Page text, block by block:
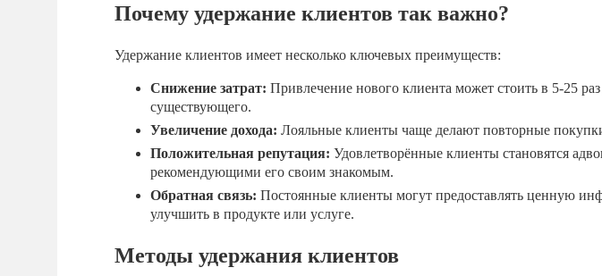
Почему удержание клиентов так важно?
Удержание клиентов имеет несколько ключевых преимуществ:
Снижение затрат: Привлечение нового клиента может стоить в 5-25
существующего.
Увеличение дохода: Лояльные клиенты чаще делают повторные
Положительная репутация: Удовлетворённые клиенты становятся
рекомендующими его своим знакомым.
Обратная связь: Постоянные клиенты могут предоставлять ценную
улучшить в продукте или услуге.
Методы удержания клиентов